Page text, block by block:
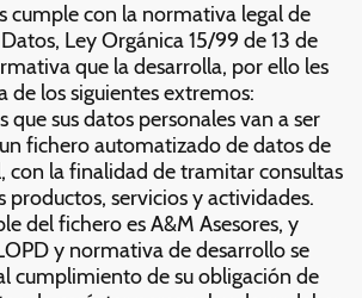
cumple con la normativa legal de
Ley Orgánica 15/99 de 13 de
que la desarrolla, por ello les
de los siguientes extremos:
sus datos personales van a ser
fichero automatizado de datos de
con la finalidad de tramitar consultas
productos, servicios y actividades.
del fichero es A&M Asesores, y
y normativa de desarrollo se
cumplimiento de su obligación de